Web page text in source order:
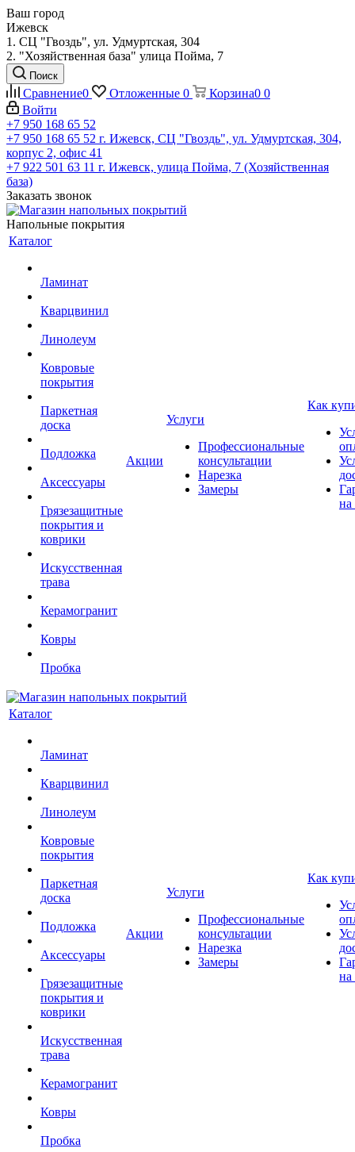
Ваш город
Ижевск
1. СЦ "Гвоздь", ул. Удмуртская, 304
2. "Хозяйственная база" улица Пойма, 7
Поиск
Сравнение0 Отложенные 0 Корзина0 0
Войти
+7 950 168 65 52
+7 950 168 65 52 г. Ижевск, СЦ "Гвоздь", ул. Удмуртская, 304,
корпус 2, офис 41
+7 922 501 63 11 г. Ижевск, улица Пойма, 7 (Хозяйственная
база)
Заказать звонок
Напольные покрытия
Каталог
Ламинат
Кварцвинил
Линолеум
Ковровые
покрытия
Паркетная
доска
Подложка
Аксессуары
Грязезащитные
покрытия и
коврики
Искусственная
трава
Керамогранит
Ковры
Пробка
Акции
Услуги
Профессиональные
консультации
Нарезка
Замеры
Как
на
Каталог
Ламинат
Кварцвинил
Линолеум
Ковровые
покрытия
Паркетная
доска
Подложка
Аксессуары
Грязезащитные
покрытия и
коврики
Искусственная
трава
Керамогранит
Ковры
Пробка
Акции
Услуги
Профессиональные
консультации
Нарезка
Замеры
Как
на